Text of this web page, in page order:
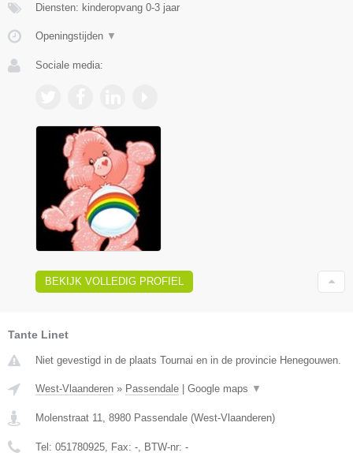
Diensten: kinderopvang 0-3 jaar
Openingstijden ▼
Sociale media:
BEKIJK VOLLEDIG PROFIEL
Tante Linet
Niet gevestigd in de plaats Tournai en in de provincie Henegouwen.
West-Vlaanderen » Passendale Google maps ▼
Molenstraat 11 8980 Passendale (West-Vlaanderen)
Tel: 051780925 , Fax: - , BTW-nr: -